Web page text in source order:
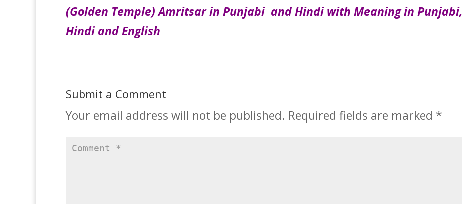
(Golden Temple) Amritsar in Punjabi and Hindi with Meaning in Punjabi,
Hindi and English
Submit a Comment
Your email address will not be published. Required fields are marked *